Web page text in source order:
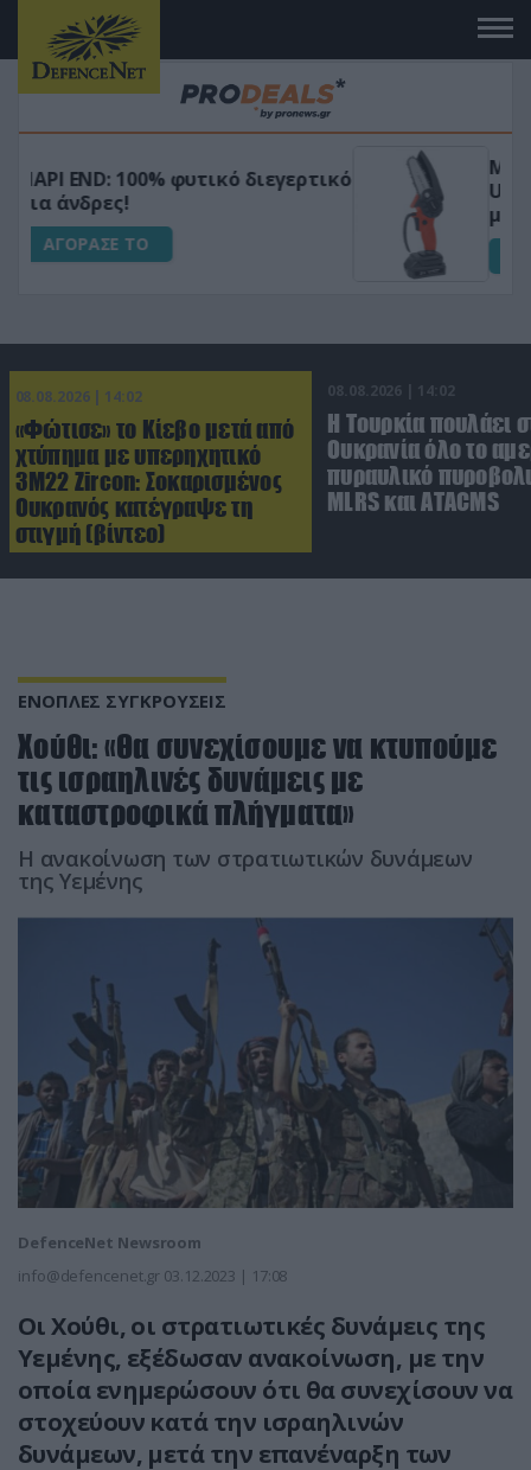
Μεταμόρφωσε τον κήπο σου με το
Ultra Box Μίνι Αλυσοπρίονο με
08.08.2026 | 14:02
«Φώτισε» το Κίεβο μετά από
χτύπημα με υπερηχητικό
3M22 Zircon: Σοκαρισμένος
Ουκρανός κατέγραψε τη
στιγμή (βίντεο)
08.08.2026 | 14:02
Η Τουρκία πουλάει
Ουκρανία όλο το
πυραυλικό
MLRS και ΑΤΑCMS
ΕΝΟΠΛΕΣ ΣΥΓΚΡΟΥΣΕΙΣ
Χούθι: «Θα συνεχίσουμε να κτυπούμε
τις ισραηλινές δυνάμεις με
καταστροφικά πλήγματα»
Η ανακοίνωση των στρατιωτικών δυνάμεων
της Υεμένης
DefenceNet Newsroom
info@defencenet.gr 03.12.2023 | 17:08
Οι Χούθι, οι στρατιωτικές δυνάμεις της
Υεμένης, εξέδωσαν ανακοίνωση, με την
οποία ενημερώσουν ότι θα συνεχίσουν να
στοχεύουν κατά την ισραηλινών
δυνάμεων, μετά την επανέναρξη των